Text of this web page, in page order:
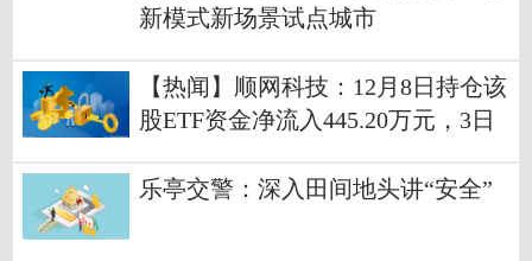
新模式新场景试点城市
【热闻】顺网科技：12月8日持仓该
股ETF资金净流入445.20万元，3日
乐亭交警：深入田间地头讲“安全”